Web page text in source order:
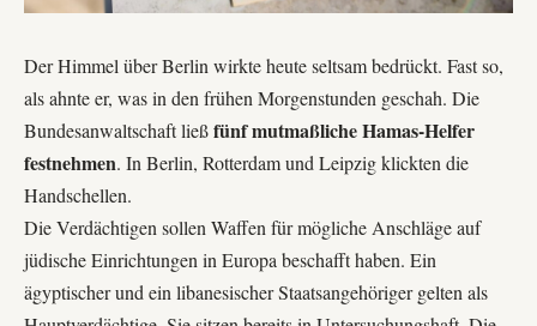
Der Himmel über Berlin wirkte heute seltsam bedrückt. Fast so,
als ahnte er, was in den frühen Morgenstunden geschah. Die
Bundesanwaltschaft ließfünf mutmaßliche Hamas-Helfer
festnehmen. In Berlin, Rotterdam und Leipzig klickten die
Handschellen.
Die Verdächtigen sollen Waffen für mögliche Anschläge auf
jüdische Einrichtungen in Europa beschafft haben. Ein
ägyptischer und ein libanesischer Staatsangehöriger gelten als